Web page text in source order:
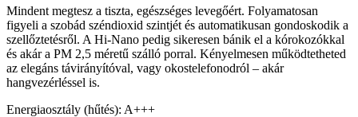
Mindent megtesz a tiszta, egészséges levegőért. Folyamatosan
figyeli a szobád széndioxid szintjét és automatikusan gondoskodik a
szellőztetésről. A Hi-Nano pedig sikeresen bánik el a kórokozókkal
és akár a PM 2,5 méretű szálló porral. Kényelmesen működtetheted
az elegáns távirányítóval, vagy okostelefonodról – akár
hangvezérléssel is.
Energiaosztály (hűtés): A+++